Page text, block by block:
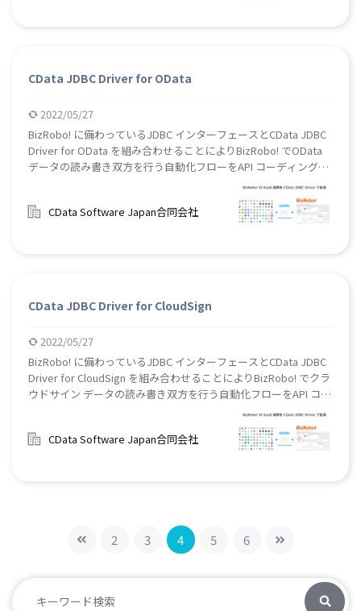
CData JDBC Driver for OData
2022/05/27
BizRobo! に備わっているJDBC インターフェースとCData JDBC
Driver for OData を組み合わせることによりBizRobo! でOData
データの読み書き双方を行う自動化フローをAPI コーディングな
CData Software Japan合同会社
CData JDBC Driver for CloudSign
2022/05/27
BizRobo! に備わっているJDBC インターフェースとCData JDBC
Driver for CloudSign を組み合わせることによりBizRobo! でクラ
ウドサイン データの読み書き双方を行う自動化フローをAPI コー
CData Software Japan合同会社
2 3 4 5 6